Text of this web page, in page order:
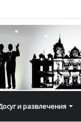
и развлечения